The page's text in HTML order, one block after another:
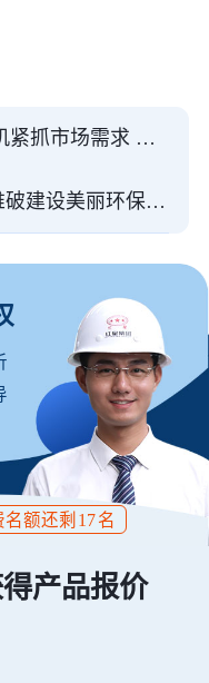
XJK、SF、JJF浮选机紧抓市场需求 在行业中脱颖而出
PF反击破、PYB圆锥破建设美丽环保新城市添活力
额还剩 17名
产品报价